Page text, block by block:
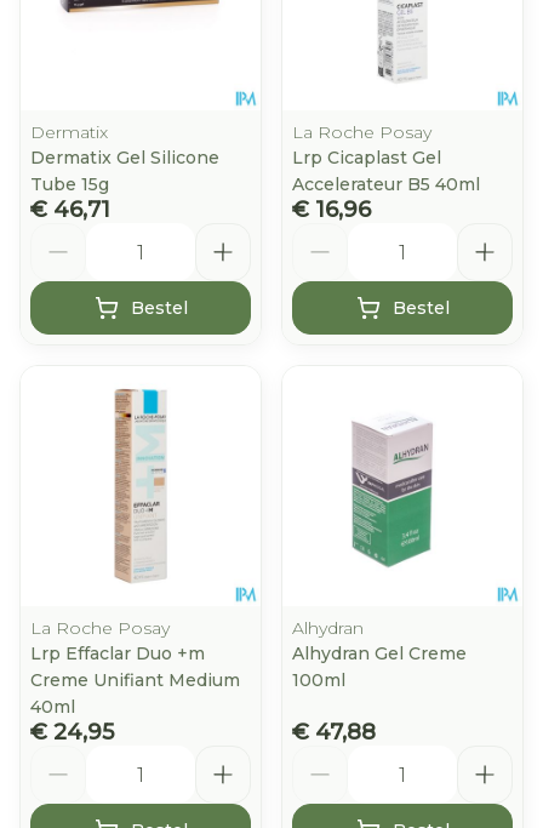
Dermatix
Dermatix Gel Silicone
Tube 15g
€ 46,71
Bestel
La Roche Posay
Lrp Cicaplast Gel
Accelerateur B5 40ml
€ 16,96
Bestel
La Roche Posay
Lrp Effaclar Duo +m
Creme Unifiant Medium
40ml
€ 24,95
Alhydran
Alhydran Gel Creme
100ml
€ 47,88